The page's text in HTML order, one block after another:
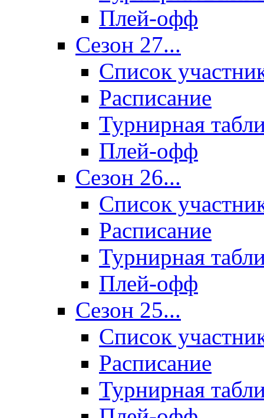
Плей-офф
Сезон 27...
Список
Расписание
Турнирная
Плей-офф
Сезон 26...
Список
Расписание
Турнирная
Плей-офф
Сезон 25...
Список
Расписание
Турнирная